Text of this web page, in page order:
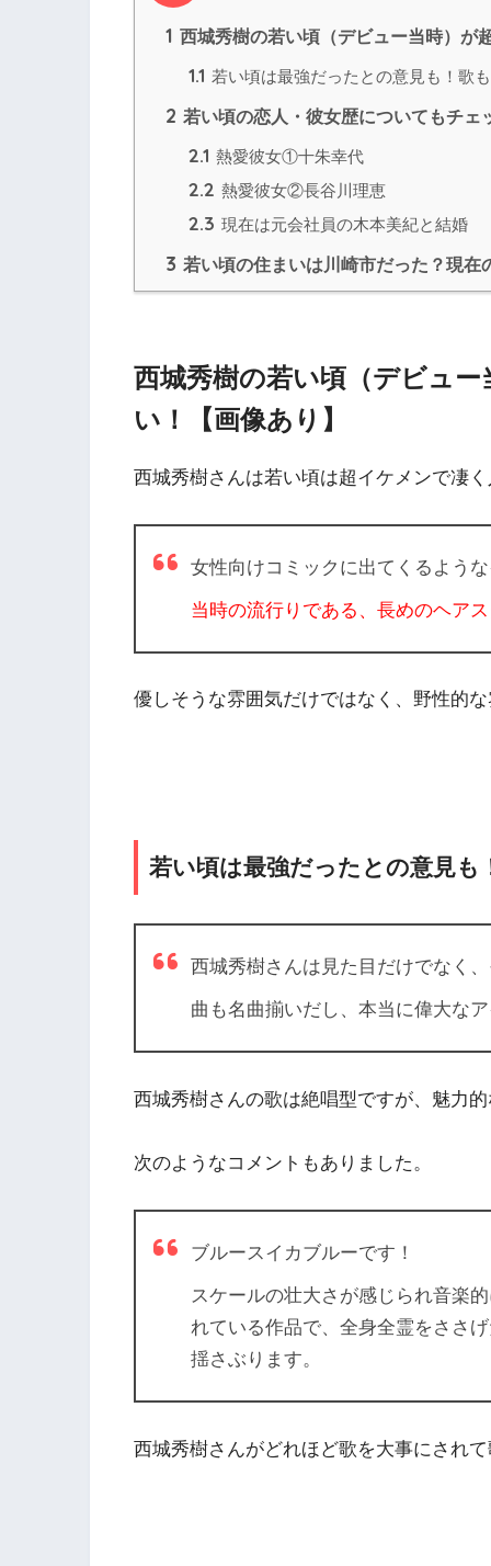
1 西城秀樹の若い頃（デビュー当時）が
1.1 若い頃は最強だったとの意見も！歌
2 若い頃の恋人・彼女歴についてもチェ
2.1 熱愛彼女①十朱幸代
2.2 熱愛彼女②長谷川理恵
2.3 現在は元会社員の木本美紀と結婚
3 若い頃の住まいは川崎市だった？現在
西城秀樹の若い頃（デビュ
い！【画像あり】
西城秀樹さんは若い頃は超イケメンで凄く
女性向けコミックに出てくるような
当時の流行りである、長めのヘア
優しそうな雰囲気だけではなく、野性的
若い頃は最強だったとの意見も
西城秀樹さんは見た目だけでなく
曲も名曲揃いだし、本当に偉大なア
西城秀樹さんの歌は絶唱型ですが、魅力
次のようなコメントもありました。
ブルースイカブルーです！
スケールの壮大さが感じられ音楽
れている作品で、 全身全霊をささ
揺さぶります。
西城秀樹さんがどれほど歌を大事にされ